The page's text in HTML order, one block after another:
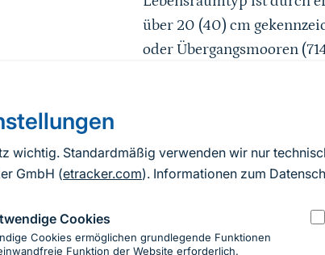
wichtig. Standardmäßig verwenden wir nur
GmbH (etracker.com). Informationen zum
Cookies
Cookies ermöglichen grundlegende Funktionen
Funktion der Website erforderlich.
über 20 (40) cm
oder Übergangsmooren
Bemerkungen
Eine Umbenennung in